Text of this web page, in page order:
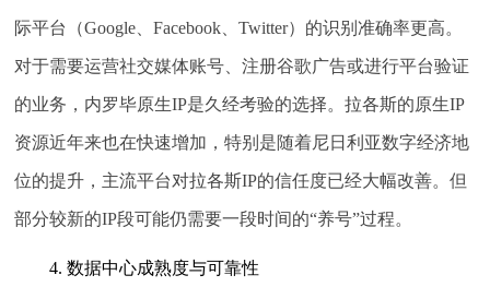
际平台（Google、Facebook、Twitter）的识别准确率更高。
对于需要运营社交媒体账号、注册谷歌广告或进行平台验证
的业务，内罗毕原生IP是久经考验的选择。拉各斯的原生IP
资源近年来也在快速增加，特别是随着尼日利亚数字经济地
位的提升，主流平台对拉各斯IP的信任度已经大幅改善。但
部分较新的IP段可能仍需要一段时间的“养号”过程。
4. 数据中心成熟度与可靠性